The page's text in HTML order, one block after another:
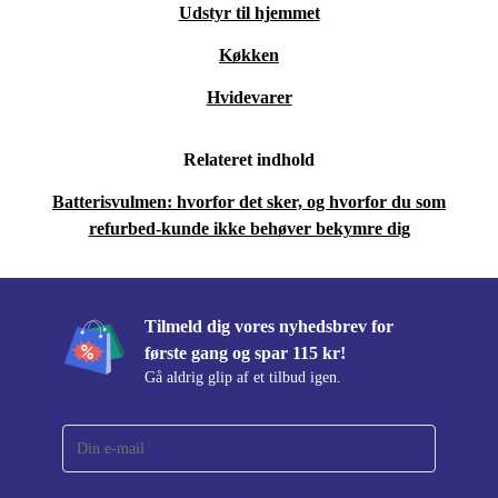
Fingeraftrykslæser integreret i skærmen
jordens ressourcer. Du får en mobil, der er professionelt
bedre end brugt, mere bæredygtig end ny.
Ofte stillede spørgsmål om Edge 50 Pro – refurbished
Kan jeg bruge Edge 50 Pro til gaming og
Ja, den kraftige Snapdragon-processor og 12 GB RAM
giver dig masser af power til både spil, streaming og
Udstyr til hjemmet
Køkken
Hvidevarer
Relateret indhold
Batterisvulmen: hvorfor det sker, og hvorfor du som
refurbed-kunde ikke behøver bekymre dig
Tilmeld dig vores nyhedsbrev for
første gang og spar 115 kr!
Gå aldrig glip af et tilbud igen.